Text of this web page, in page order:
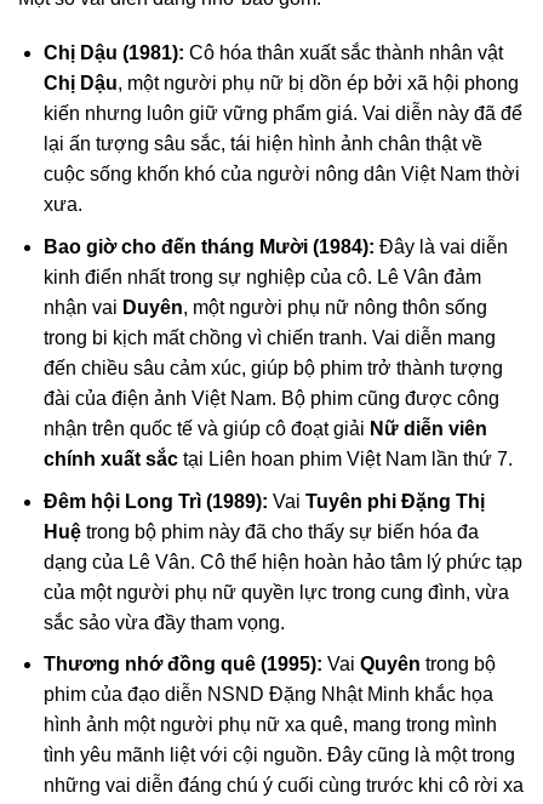
Chị Dậu (1981): Cô hóa thân xuất sắc thành nhân vật
Chị Dậu, một người phụ nữ bị dồn ép bởi xã hội phong
kiến nhưng luôn giữ vững phẩm giá. Vai diễn này đã để
lại ấn tượng sâu sắc, tái hiện hình ảnh chân thật về
cuộc sống khốn khó của người nông dân Việt Nam thời
xưa.
Bao giờ cho đến tháng Mười (1984): Đây là vai diễn
kinh điển nhất trong sự nghiệp của cô. Lê Vân đảm
nhận vai Duyên, một người phụ nữ nông thôn sống
trong bi kịch mất chồng vì chiến tranh. Vai diễn mang
đến chiều sâu cảm xúc, giúp bộ phim trở thành tượng
đài của điện ảnh Việt Nam. Bộ phim cũng được công
nhận trên quốc tế và giúp cô đoạt giải Nữ diễn viên
chính xuất sắctại Liên hoan phim Việt Nam lần thứ 7.
Đêm hội Long Trì (1989): Vai Tuyên phi Đặng Thị
Huệtrong bộ phim này đã cho thấy sự biến hóa đa
dạng của Lê Vân. Cô thể hiện hoàn hảo tâm lý phức tạp
của một người phụ nữ quyền lực trong cung đình, vừa
sắc sảo vừa đầy tham vọng.
Thương nhớ đồng quê (1995): Vai Quyên trong bộ
phim của đạo diễn NSND Đặng Nhật Minh khắc họa
hình ảnh một người phụ nữ xa quê, mang trong mình
tình yêu mãnh liệt với cội nguồn. Đây cũng là một trong
những vai diễn đáng chú ý cuối cùng trước khi cô rời xa